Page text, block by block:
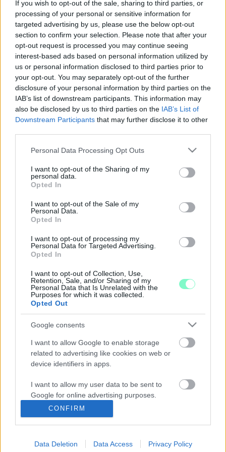
If you wish to opt-out of the sale, sharing to third parties, or
processing of your personal or sensitive information for
targeted advertising by us, please use the below opt-out
section to confirm your selection. Please note that after your
opt-out request is processed you may continue seeing
interest-based ads based on personal information utilized by
us or personal information disclosed to third parties prior to
your opt-out. You may separately opt-out of the further
disclosure of your personal information by third parties on the
IAB’s list of downstream participants. This information may
also be disclosed by us to third parties on the IAB’s List of
Downstream Participants that may further disclose it to other
Please note that this website/app uses one or more Google
not limited to your visit or usage behaviour. You may click to
grant or deny consent to Google and its third-party tags to
use your data for below specified purposes in below Google
consent section.
Personal Data Processing Opt Outs
I want to opt-out of the Sharing of my
personal data.
Opted In
I want to opt-out of the Sale of my
Personal Data.
Opted In
I want to opt-out of processing my
Personal Data for Targeted Advertising.
Opted In
I want to opt-out of Collection, Use,
Retention, Sale, and/or Sharing of my
Personal Data that Is Unrelated with the
Purposes for which it was collected.
Opted Out
Google consents
I want to allow Google to enable storage
related to advertising like cookies on web or
device identifiers in apps.
I want to allow my user data to be sent to
Google for online advertising purposes.
I want to allow Google to send me
personalized advertising.
I want to allow Google to enable storage
CONFIRM
Data Deletion Data Access Privacy Policy
2025. szeptember. 30. 15:00
Kövér László jogtalanul bűntette meg őket.
KÖVÉR LÁSZLÓ TÁPSZENTMIKLÓSON
"HAZAÁRULÓZOTT"!
2025. május. 13. 10:10
Az Országgyűlés elnöke Fekete Dáviddal karöltve kampányolt
Ukrajna ellen. (Véleménycikk következik.)
DÖMÖTÖR CSABA SZERINT ORBÁN VIKTOR NEM
TUD VÁLASZOLNI ARRA A KÉRDÉSRE, HOGY
HORVÁTH GÁBOR ÉS PŐDÖR ZOLTÁN
ÖNKORMÁNYZATI KÉPVISELŐK LEGYENEK
2024. március. 14. 17:31
Viktor az egész kegyelmi botrányban nem felelősséget vállal,
hanem felelősséget hárít.
LEMONDÁSÁT
2024. február. 26. 17:39
FIDESZ-KÖZELI MÉDIACÉG FIZETTE KI KÖVÉR
LÁSZLÓ SZOMBATHELYI LÁTOGATÁSAKOR A
2023. november. 02. 15:51
254 ezer forintba került ezúttal a Haladás Sportkomplexum VIP
terme és két skybox.
ÉLJEN SZOMBATHELY: A FIDESZ FEJEZZE BE A
GYŰLÖLETKELTÉST!
2023. október. 12. 16:59
Kövér László szerint a szombathelyi Fidesz készen áll arra, hogy
„visszaszerezze magának a várost”.
ESETÉN A BALOLDALI POLITIKUSOK
CSATATÉRRÉ VÁLTOZTATNÁK
SZOMBATHELYT
2023. október. 10. 21:04
többség irányít és nincsenek lőállások az utcán.